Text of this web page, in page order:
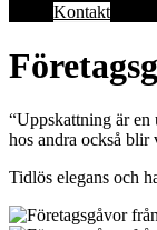
Kontakt
“Uppskattning är en
hos andra också blir
Tidlös elegans och